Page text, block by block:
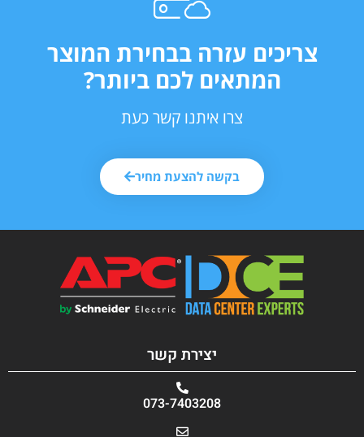
צריכים עזרה בבחירת המוצר
המתאים לכם ביותר?
צרו איתנו קשר כעת
בקשה להצעת מחיר
יצירת קשר
073-7403208